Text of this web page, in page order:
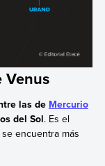
Venus
las de Mercurio
del Sol. Es el
encuentra más